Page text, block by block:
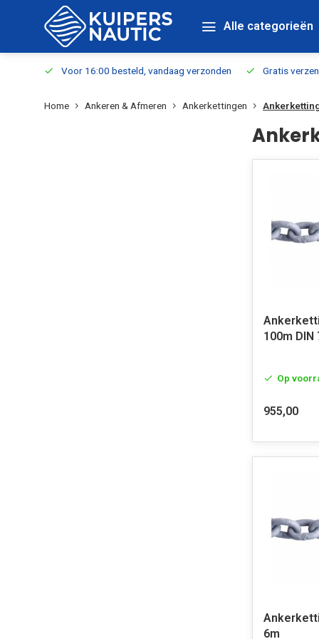
Alle categorieën
Voor 16:00 besteld, vandaag verzonden Gratis
Home Ankeren & Afmeren Ankerkettingen
100m DIN
Op
955,00
6m